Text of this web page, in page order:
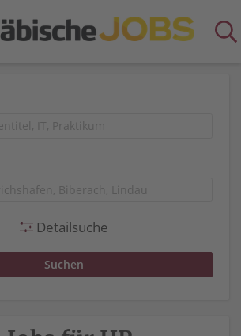
Detailsuche